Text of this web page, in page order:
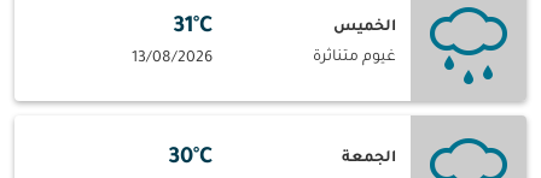
الخميس
غيوم متناثرة
31°C
13/08/2026
الجمعة
30°C